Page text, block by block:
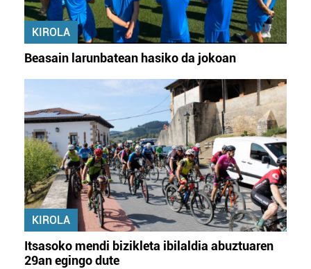
KIROLA
Beasain larunbatean hasiko da jokoan
KIROLA
Itsasoko mendi bizikleta ibilaldia abuztuaren
29an egingo dute